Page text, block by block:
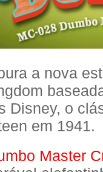
a nova
Disney, o
em 1941.
Master